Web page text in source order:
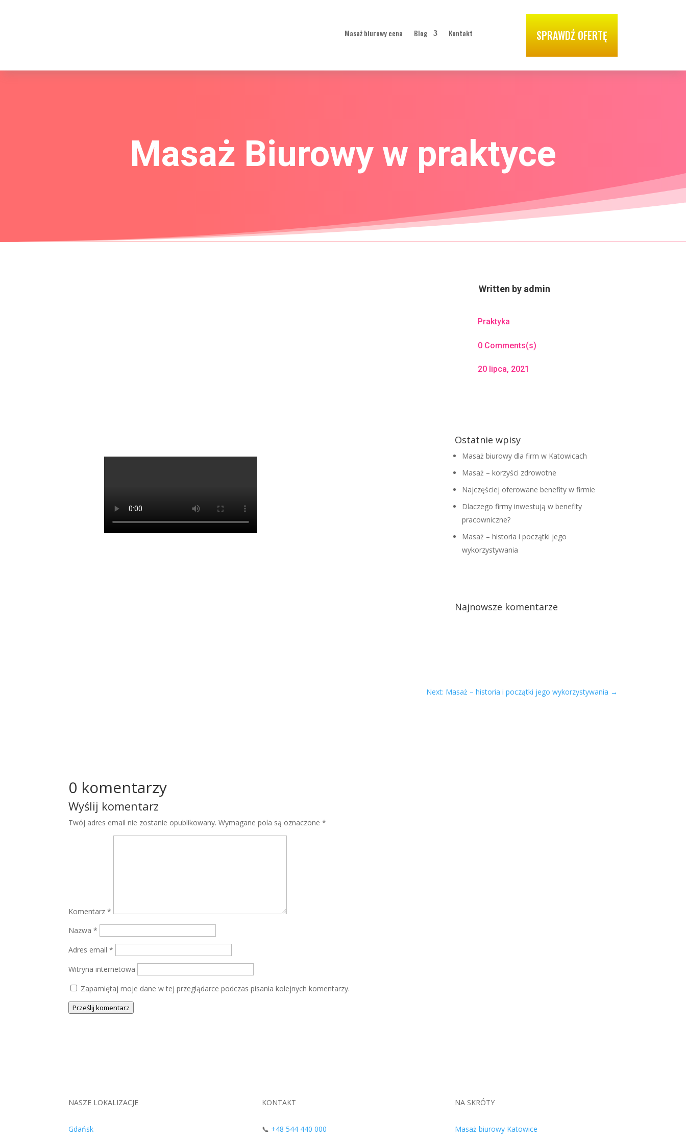
Masaż biurowy cena Blog Kontakt SPRAWDŹ OFERTĘ
Masaż Biurowy w praktyce
Written by admin
Praktyka
0 Comments(s)
20 lipca, 2021
Ostatnie wpisy
Masaż biurowy dla firm w Katowicach
Masaż – korzyści zdrowotne
Najczęściej oferowane benefity w firmie
Dlaczego firmy inwestują w benefity
pracowniczne?
Masaż – historia i początki jego
wykorzystywania
Najnowsze komentarze
Next: Masaż – historia i początki jego wykorzystywania →
0 komentarzy
Wyślij komentarz
Twój adres email nie zostanie opublikowany. Wymagane pola są oznaczone*
Komentarz*
Nazwa*
Adres email*
Witryna internetowa
Zapamiętaj moje dane w tej przeglądarce podczas pisania kolejnych komentarzy.
Prześlij komentarz
NASZE LOKALIZACJE
Gdańsk
KONTAKT
📞 +48 544 440 000
NA SKRÓTY
Masaż biurowy Katowice